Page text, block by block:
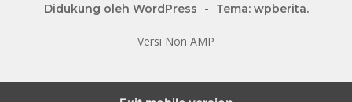
Didukung oleh WordPress - Tema: wpberita.
Versi Non AMP